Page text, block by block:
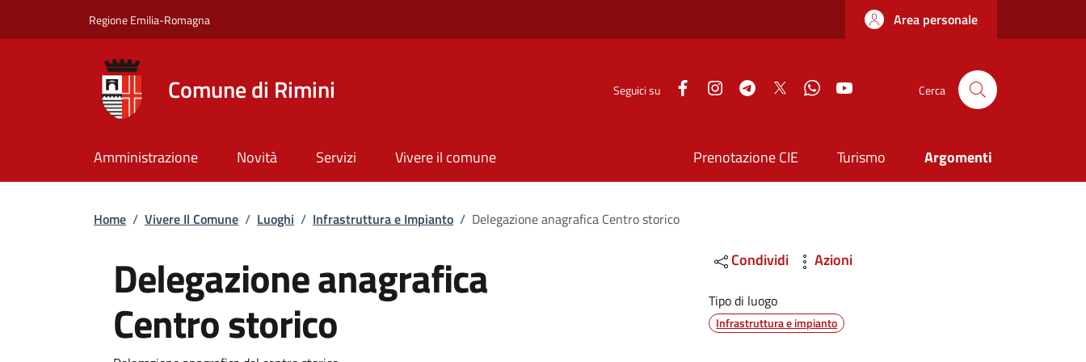
Regione Emilia-Romagna Area personale
Comune di Rimini Seguici su FacebookInstagramTelegramTwitter WhatsApp Cerca
Amministrazione Novità Servizi Vivere il comune Prenotazione CIE Turismo Argomenti
Briciole di pane
Home / Vivere Il Comune / Luoghi / Infrastruttura e Impianto / Delegazione anagrafica Centro storico
Delegazione anagrafica
Centro storico
Condividi Azioni
Tipo di luogo
Infrastruttura e impianto